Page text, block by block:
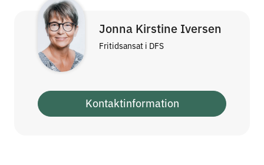
Jonna Kirstine Iversen
Fritidsansat i DFS
Kontaktinformation